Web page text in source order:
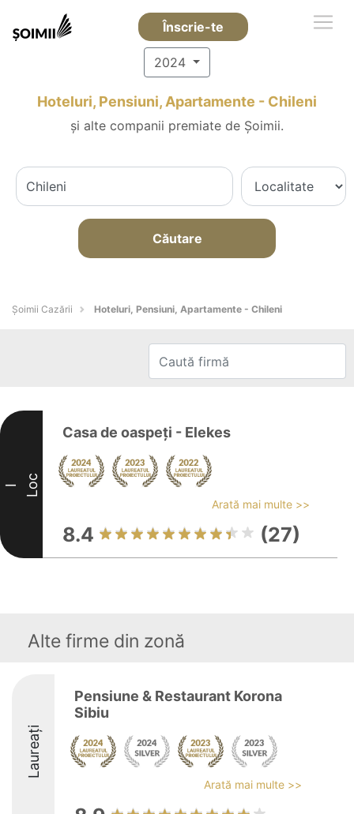
Înscrie-te
2024
Hoteluri, Pensiuni, Apartamente - Chileni
și alte companii premiate de Șoimii.
Căutare
Șoimii Cazării Hoteluri, Pensiuni, Apartamente - Chileni
I Loc
Casa de oaspeți - Elekes
Arată mai multe >>
8.4 (27)
Alte firme din zonă
Laureați
Pensiune & Restaurant Korona
Sibiu
Arată mai multe >>